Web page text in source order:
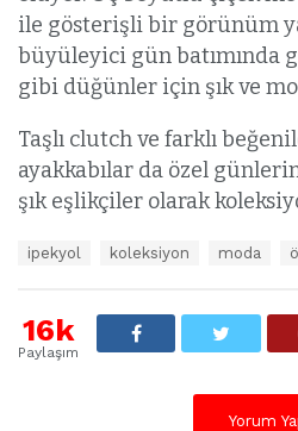
ile gösterişli bir görünüm
büyüleyici gün batımında
gibi düğünler için şık ve
Taşlı clutch ve farklı
ayakkabılar da özel günlerin
şık eşlikçiler olarak
t
ipekyol koleksiyon moda
16k
Paylaşım
Yorum